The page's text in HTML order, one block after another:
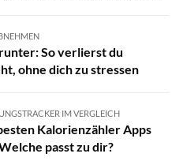
So verlierst du
ohne dich zu stressen
IM VERGLEICH
Kalorienzähler Apps
passt zu dir?